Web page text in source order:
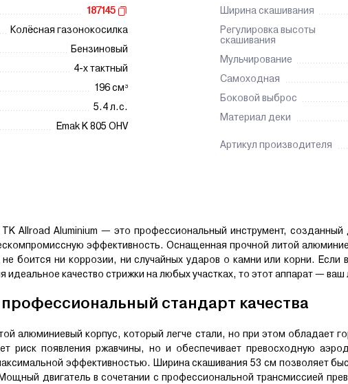
187145
Колёсная газонокосилка
Бензиновый
4-х тактный
196 см³
5.4 л.с.
Emak K 805 OHV
Ширина скашивания
Регулировка высоты
скашивания
Мульчирование
Самоходная
Боковой выброс
Материал деки
Артикул производителя
Allroad Aluminium — это профессиональный инструмент, созданный
эффективность. Оснащенная прочной литой
боится ни коррозии, ни случайных ударов о камни или корни. Если
идеальное качество стрижки на любых участках, то этот аппарат —
стандарт качества
алюминиевый корпус, который легче стали, но при этом обладает
риск появления ржавчины, но и обеспечивает превосходную
эффективностью. Ширина скашивания 53 см позволяет
двигатель в сочетании с профессиональной трансмиссией